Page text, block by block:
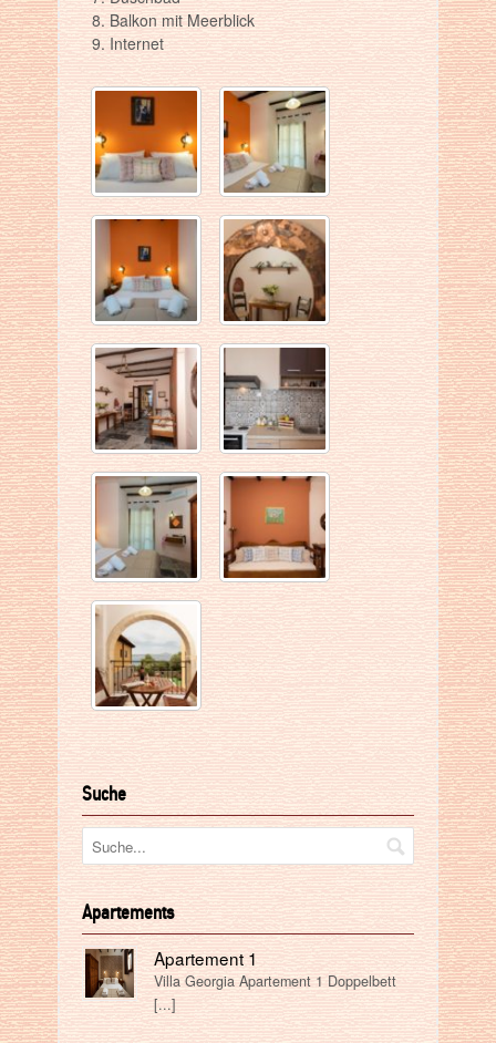
Balkon mit Meerblick
Internet
Suche
Apartements
Apartement 1
Villa Georgia Apartement 1 Doppelbett
[...]